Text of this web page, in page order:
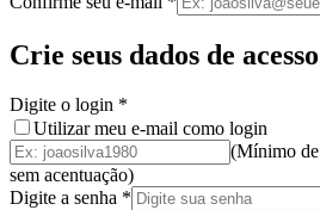
Crie seus dados de acesso
Digite o login *
Utilizar meu e-mail como login
(Mínimo de
sem acentuação)
Digite a senha *